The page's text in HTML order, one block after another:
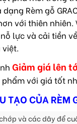
Rèm gỗ
với thiên
nỗ lực và cải
Giảm giá lên
phẩm với giá tốt
TẠO CỦA RÈM
và các dây để